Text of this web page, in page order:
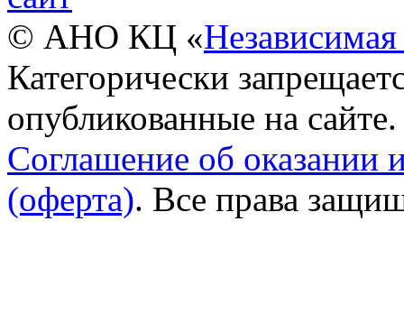
© АНО КЦ «Независимая
Категорически
опубликованные на сайте.
Соглашение об оказании
(оферта). Все права